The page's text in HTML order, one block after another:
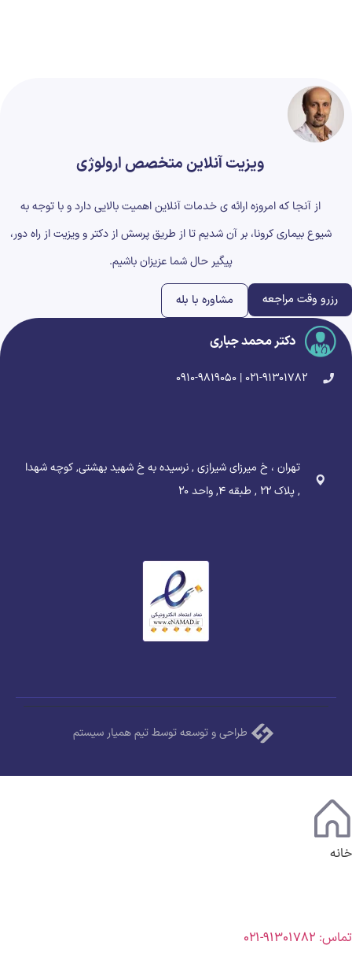
ویزیت آنلاین متخصص ارولوژی
از آنجا که امروزه ارائه ی خدمات آنلاین اهمیت بالایی دارد و با توجه به
شیوع بیماری کرونا، بر آن شدیم تا از طریق پرسش از دکتر و ویزیت از راه دور،
پیگیر حال شما عزیزان باشیم.
رزرو وقت مراجعه مشاوره با بله
دکتر محمد جباری
۰۲۱-۹۱۳۰۱۷۸۲ | ۰۹۱۰-۹۸۱۹۰۵۰
تهران ، خ میرزای شیرازی , نرسیده به خ شهید بهشتی, کوچه شهدا
, پلاک ۲۲ , طبقه ۴, واحد ۲۰
طراحی و توسعه توسط تیم همیار سیستم
خانه
تماس: ۹۱۳۰۱۷۸۲-۰۲۱